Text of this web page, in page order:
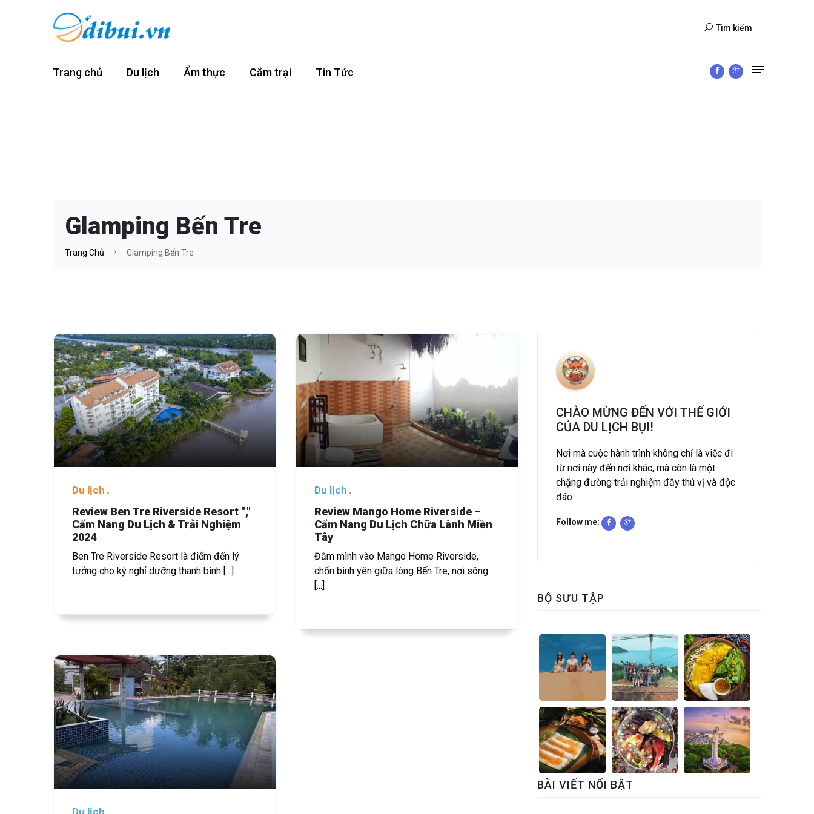
Tìm kiếm
Trang chủ Du lịch Ẩm thực Cắm trại Tin Tức
Glamping Bến Tre
Trang Chủ Glamping Bến Tre
Du lịch
Review Ben Tre Riverside Resort ","
Cẩm Nang Du Lịch & Trải Nghiệm
2024
Ben Tre Riverside Resort là điểm đến lý
tưởng cho kỳ nghỉ dưỡng thanh bình [...]
Du lịch
Review Mango Home Riverside –
Cẩm Nang Du Lịch Chữa Lành Miền
Tây
Đắm mình vào Mango Home Riverside,
chốn bình yên giữa lòng Bến Tre, nơi sông
[...]
CHÀO MỪNG ĐẾN VỚI THẾ GIỚI
CỦA DU LỊCH BỤI!
Nơi mà cuộc hành trình không chỉ là việc đi
từ nơi này đến nơi khác, mà còn là một
chặng đường trải nghiệm đầy thú vị và độc
đáo
Follow me:
BỘ SƯU TẬP
BÀI VIẾT NỔI BẬT